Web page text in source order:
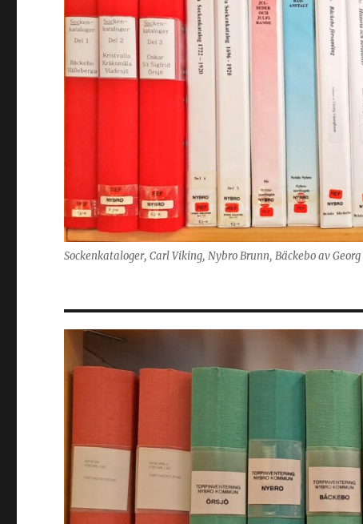
Sockenkataloger, Carl Viking, Nybro Brunn, Bäckebo av Georg